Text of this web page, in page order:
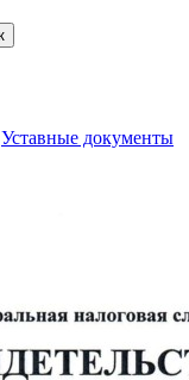
Уставные документы